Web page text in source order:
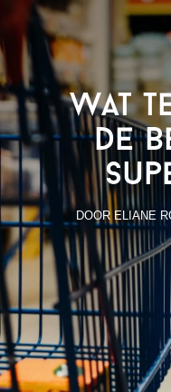
Wat
de
DOOR ELIANE